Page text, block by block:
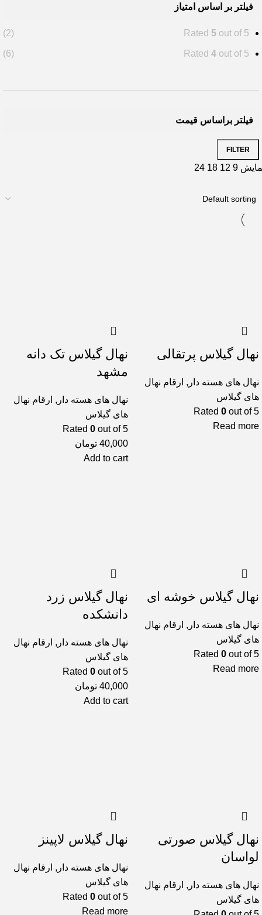
فیلتر بر اساس امتیاز
Rated 5 out of 5
(2)
Rated 4 out of 5
(6)
فیلتر براساس قیمت
Min
price
Max
price
FILTER
9
12
18
24
نهال گیلاس پرتقالی
نهال های هسته دار , ارقام نهال
های گیلاس
Rated 0 out of 5
Read more
نهال گیلاس تک دانه
مشهد
نهال های هسته دار , ارقام نهال
های گیلاس
Rated 0 out of 5
40,000 تومان
Add to cart
نهال گیلاس خوشه ای
نهال های هسته دار , ارقام نهال
های گیلاس
Rated 0 out of 5
Read more
نهال گیلاس زرد
دانشکده
نهال های هسته دار , ارقام نهال
های گیلاس
Rated 0 out of 5
40,000 تومان
Add to cart
نهال گیلاس صورتی
لواسان
نهال های هسته دار , ارقام نهال
های گیلاس
نهال گیلاس لاپینز
نهال های هسته دار , ارقام نهال
های گیلاس
Rated 0 out of 5
Read more